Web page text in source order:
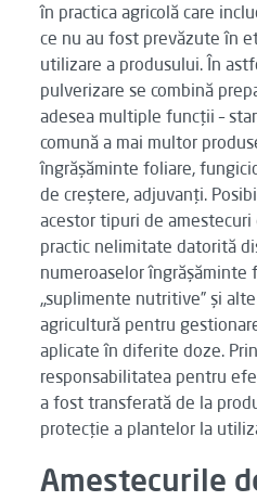
în practica agricolă care
ce nu au fost prevăzute în
utilizare a produsului. În
pulverizare se combină
adesea multiple funcții –
comună a mai multor
îngrășăminte foliare,
de creștere, adjuvanți.
acestor tipuri de
practic nelimitate datorită
numeroaselor îngrășăminte
„suplimente nutritive” și
agricultură pentru
aplicate în diferite doze.
responsabilitatea pentru
a fost transferată de la
protecție a plantelor la
Amestecurile